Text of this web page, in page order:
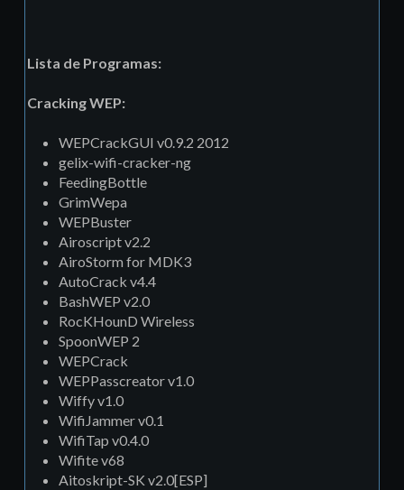
Lista de Programas:
Cracking WEP:
WEPCrackGUI v0.9.2 2012
gelix-wifi-cracker-ng
FeedingBottle
GrimWepa
WEPBuster
Airoscript v2.2
AiroStorm for MDK3
AutoCrack v4.4
BashWEP v2.0
RocKHounD Wireless
SpoonWEP 2
WEPCrack
WEPPasscreator v1.0
Wiffy v1.0
WifiJammer v0.1
WifiTap v0.4.0
Wifite v68
Aitoskript-SK v2.0[ESP]